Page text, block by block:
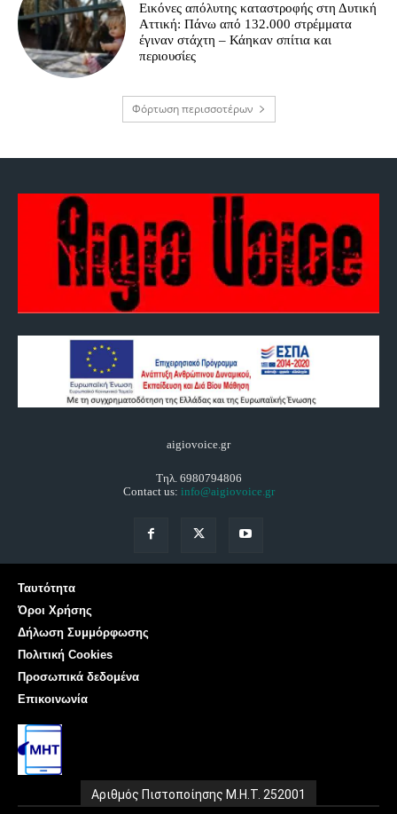
Εικόνες απόλυτης καταστροφής στη Δυτική
Αττική: Πάνω από 132.000 στρέμματα
έγιναν στάχτη – Κάηκαν σπίτια και
περιουσίες
Φόρτωση περισσοτέρων
aigiovoice.gr
Τηλ. 6980794806
Contact us: info@aigiovoice.gr
Ταυτότητα
Όροι Χρήσης
Δήλωση Συμμόρφωσης
Πολιτική Cookies
Προσωπικά δεδομένα
Επικοινωνία
Αριθμός Πιστοποίησης Μ.Η.Τ. 252001